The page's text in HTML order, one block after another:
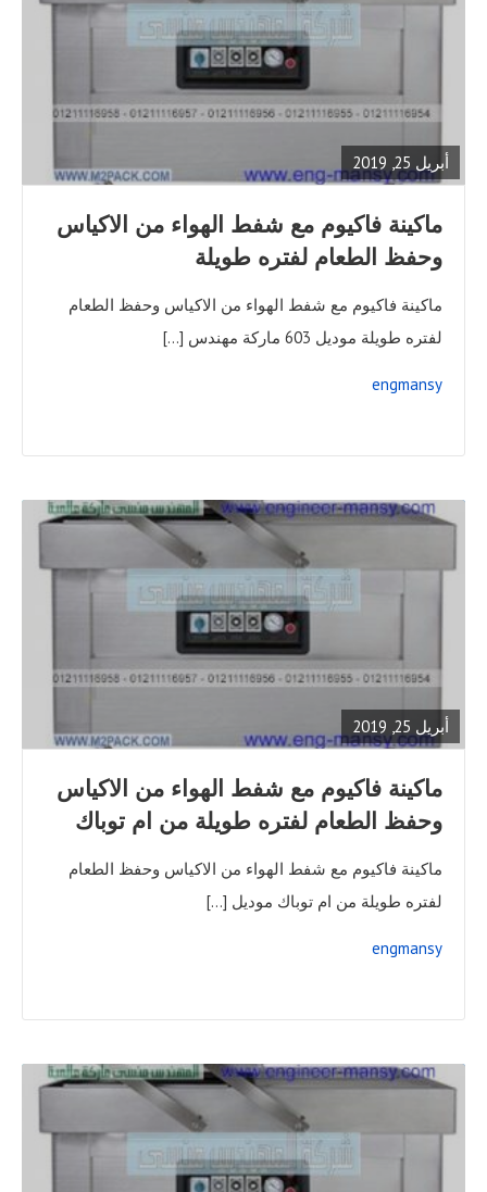
أبريل 25, 2019
READ
FULL
ماكينة فاكيوم مع شفط الهواء من الاكياس
وحفظ الطعام لفتره طويلة
ماكينة فاكيوم مع شفط الهواء من الاكياس وحفظ الطعام
لفتره طويلة موديل 603 ماركة مهندس […]
engmansy
أبريل 25, 2019
READ
FULL
ماكينة فاكيوم مع شفط الهواء من الاكياس
وحفظ الطعام لفتره طويلة من ام توباك
ماكينة فاكيوم مع شفط الهواء من الاكياس وحفظ الطعام
لفتره طويلة من ام توباك موديل […]
engmansy